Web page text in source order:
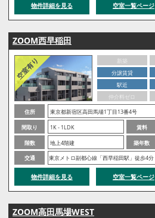
物件詳細を見る 空室一覧ページ
ZOOM西早稲田
新築
分譲賃貸
駅近
仲介料ゼロ
住所
東京都新宿区高田馬場1丁目13番4号
間取り
1K - 1LDK 賃料
階数
地上4階建 築年数
交通
東京メトロ副都心線「西早稲田駅」徒歩4分
物件詳細を見る 空室一覧ページ
ZOOM高田馬場WEST